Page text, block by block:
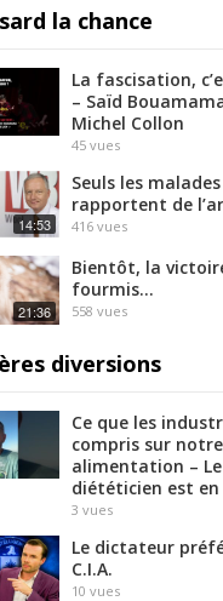
la chance
La fascisation,
– Saïd
Michel Collon
45 vues
14:53
Seuls les malades
rapportent de
416 vues
21:36
Bientôt, la
fourmis…
558 vues
diversions
Ce que les
compris sur notre
alimentation – Le
diététicien est en
3 vues
Le dictateur
C.I.A.
10 vues